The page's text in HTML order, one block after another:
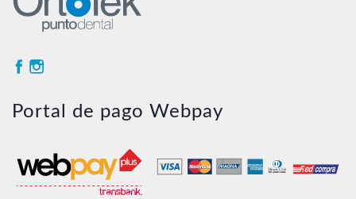
Portal de pago Webpay